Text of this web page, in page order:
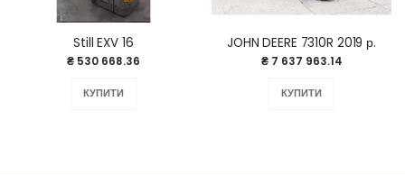
Still EXV 16
₴ 530 668.36
КУПИТИ
JOHN DEERE 7310R 2019 р.
₴ 7 637 963.14
КУПИТИ